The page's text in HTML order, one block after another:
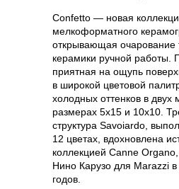
Confetto — новая
мелкоформатного
открывающая очарование
керамики ручной работы.
приятная на ощупь
в широкой цветовой
холодных оттенков в двух
размерах 5х15 и 10х10.
структура Savoiardo,
12 цветах, вдохновлена
коллекцией Canne
Нино Карузо для Marazzi
годов.